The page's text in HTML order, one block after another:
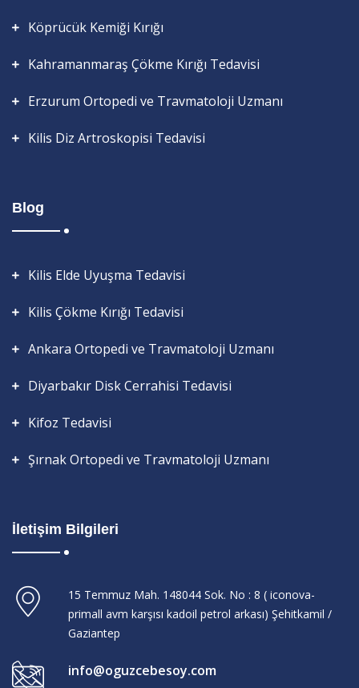
Köprücük Kemiği Kırığı
Kahramanmaraş Çökme Kırığı Tedavisi
Erzurum Ortopedi ve Travmatoloji Uzmanı
Kilis Diz Artroskopisi Tedavisi
Blog
Kilis Elde Uyuşma Tedavisi
Kilis Çökme Kırığı Tedavisi
Ankara Ortopedi ve Travmatoloji Uzmanı
Diyarbakır Disk Cerrahisi Tedavisi
Kifoz Tedavisi
Şırnak Ortopedi ve Travmatoloji Uzmanı
İletişim Bilgileri
15 Temmuz Mah. 148044 Sok. No : 8 ( iconova-
primall avm karşısı kadoil petrol arkası) Şehitkamil /
Gaziantep
info@oguzcebesoy.com